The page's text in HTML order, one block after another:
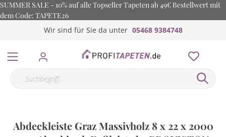
SUMMER SALE - 10% auf alle Topseller Tapeten ab 49€ Bestellwert mit
dem Code: TAPETE26
Wir sind für Sie da unter 05468 9384748
Abdeckleiste Graz Massivholz 8 x 22 x 2000